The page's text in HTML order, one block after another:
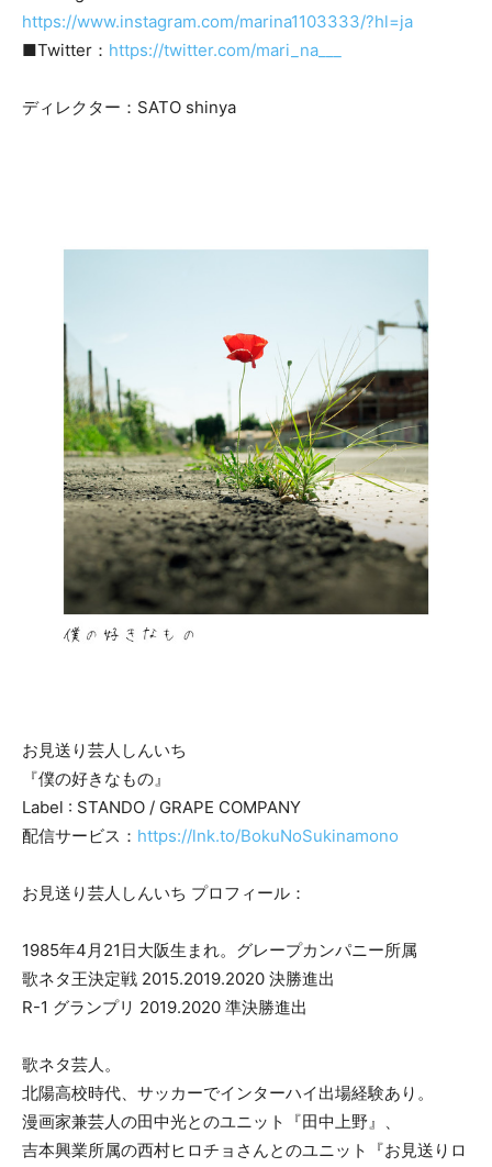
https://www.instagram.com/marina1103333/?hl=ja
■Twitter： https://twitter.com/mari_na___
ディレクター：SATO shinya
お見送り芸人しんいち
『僕の好きなもの』
Label : STANDO / GRAPE COMPANY
配信サービス： https://lnk.to/BokuNoSukinamono
お見送り芸人しんいち プロフィール：
1985年4月21日大阪生まれ。グレープカンパニー所属
歌ネタ王決定戦 2015.2019.2020 決勝進出
R-1 グランプリ 2019.2020 準決勝進出
歌ネタ芸人。
北陽高校時代、サッカーでインターハイ出場経験あり。
漫画家兼芸人の田中光とのユニット『田中上野』、
吉本興業所属の西村ヒロチョさんとのユニット『お見送りロ